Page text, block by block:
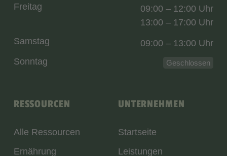
RESSOURCEN
Alle Ressourcen
Ernährung
UNTERNEHMEN
Startseite
Leistungen
Freitag
09:00 – 12:00 Uhr
13:00 – 17:00 Uhr
Samstag
09:00 – 13:00 Uhr
Sonntag
Geschlossen